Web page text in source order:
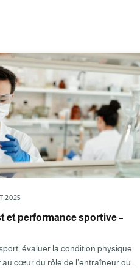
2025
et performance sportive –
évaluer la condition physique
cœur du rôle de l’entraîneur ou…